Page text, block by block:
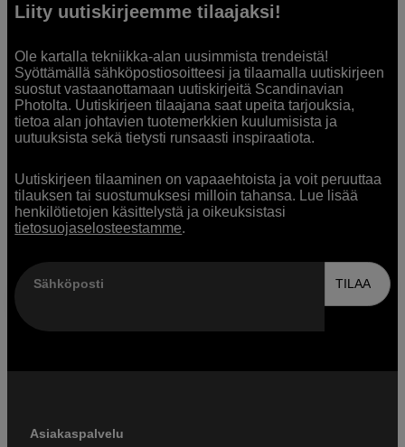
Liity uutiskirjeemme tilaajaksi!
Ole kartalla tekniikka-alan uusimmista trendeistä!
Syöttämällä sähköpostiosoitteesi ja tilaamalla uutiskirjeen
suostut vastaanottamaan uutiskirjeitä Scandinavian
Photolta. Uutiskirjeen tilaajana saat upeita tarjouksia,
tietoa alan johtavien tuotemerkkien kuulumisista ja
uutuuksista sekä tietysti runsaasti inspiraatiota.
Uutiskirjeen tilaaminen on vapaaehtoista ja voit peruuttaa
tilauksen tai suostumuksesi milloin tahansa. Lue lisää
henkilötietojen käsittelystä ja oikeuksistasi
tietosuojaselosteestamme.
Sähköposti TILAA
Asiakaspalvelu